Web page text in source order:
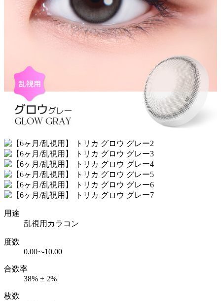
用途
乱視用カラコン
度数
0.00~-10.00
合数率
38% ± 2%
枚数